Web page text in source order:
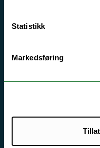
Statistikk
Markedsføring
Driftsmeldinger